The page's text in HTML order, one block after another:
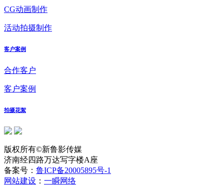
CG动画制作
活动拍摄制作
客户案例
合作客户
客户案例
拍摄花絮
版权所有©新鲁影传媒
济南经四路万达写字楼A座
备案号： 鲁ICP备20005895号-1
网站建设 ： 一瞬网络